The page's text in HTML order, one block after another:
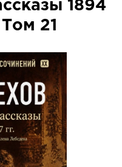
1894
21